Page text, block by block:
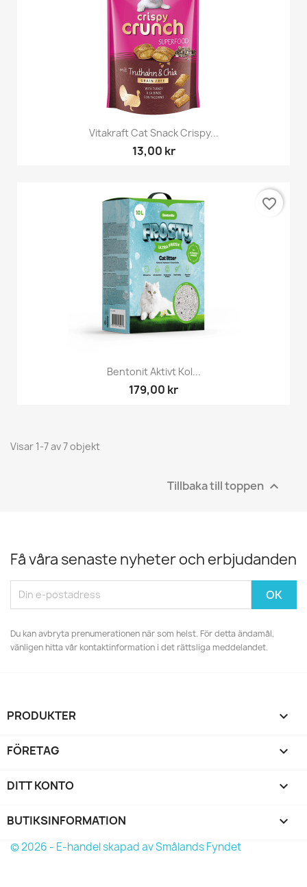
Vitakraft Cat Snack Crispy...
13,00 kr
Bentonit Aktivt Kol...
179,00 kr
favorite_border
Visar 1-7 av 7 objekt
Tillbaka till toppen 
Få våra senaste nyheter och erbjudanden
Du kan avbryta prenumerationen när som helst. För detta ändamål,
vänligen hitta vår kontaktinformation i det rättsliga meddelandet.
PRODUKTER 
FÖRETAG 
DITT KONTO 
BUTIKSINFORMATION keyboard_arrow_down
© 2026 - E-handel skapad av Smålands Fyndet